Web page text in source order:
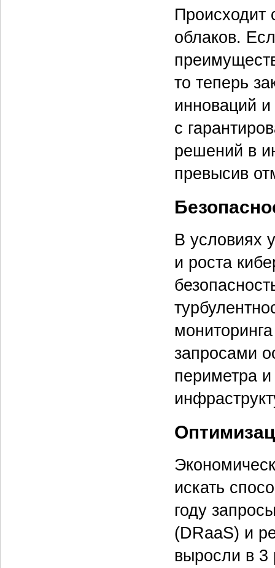
Происходит
облаков.
то теперь
инноваций
с
решений в
превысив
В условиях
и роста
запросами
периметра
искать
году
(DRaaS) и
выросли в 3